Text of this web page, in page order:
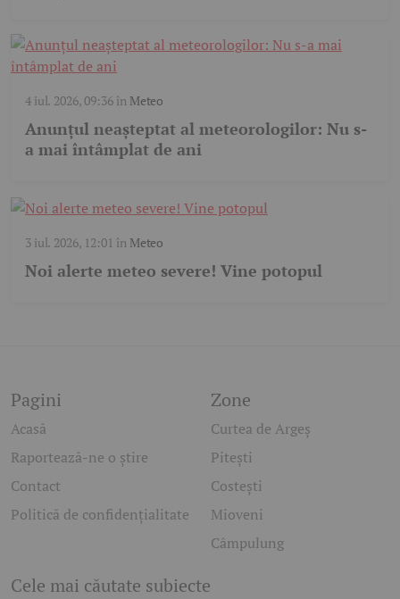
4 iul. 2026, 09:36în Meteo
Anunțul neașteptat al meteorologilor: Nu s-
a mai întâmplat de ani
3 iul. 2026, 12:01 în Meteo
Noi alerte meteo severe! Vine potopul
Pagini
Acasă
Raportează-ne o știre
Contact
Politică de confidențialitate
Zone
Curtea de Argeș
Pitești
Costești
Mioveni
Câmpulung
Cele mai căutate subiecte